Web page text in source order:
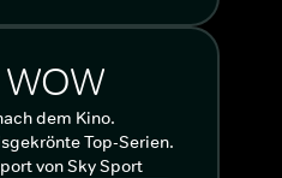
dem Kino.
Top-Serien.
von Sky Sport